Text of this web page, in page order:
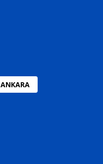
ANKARA